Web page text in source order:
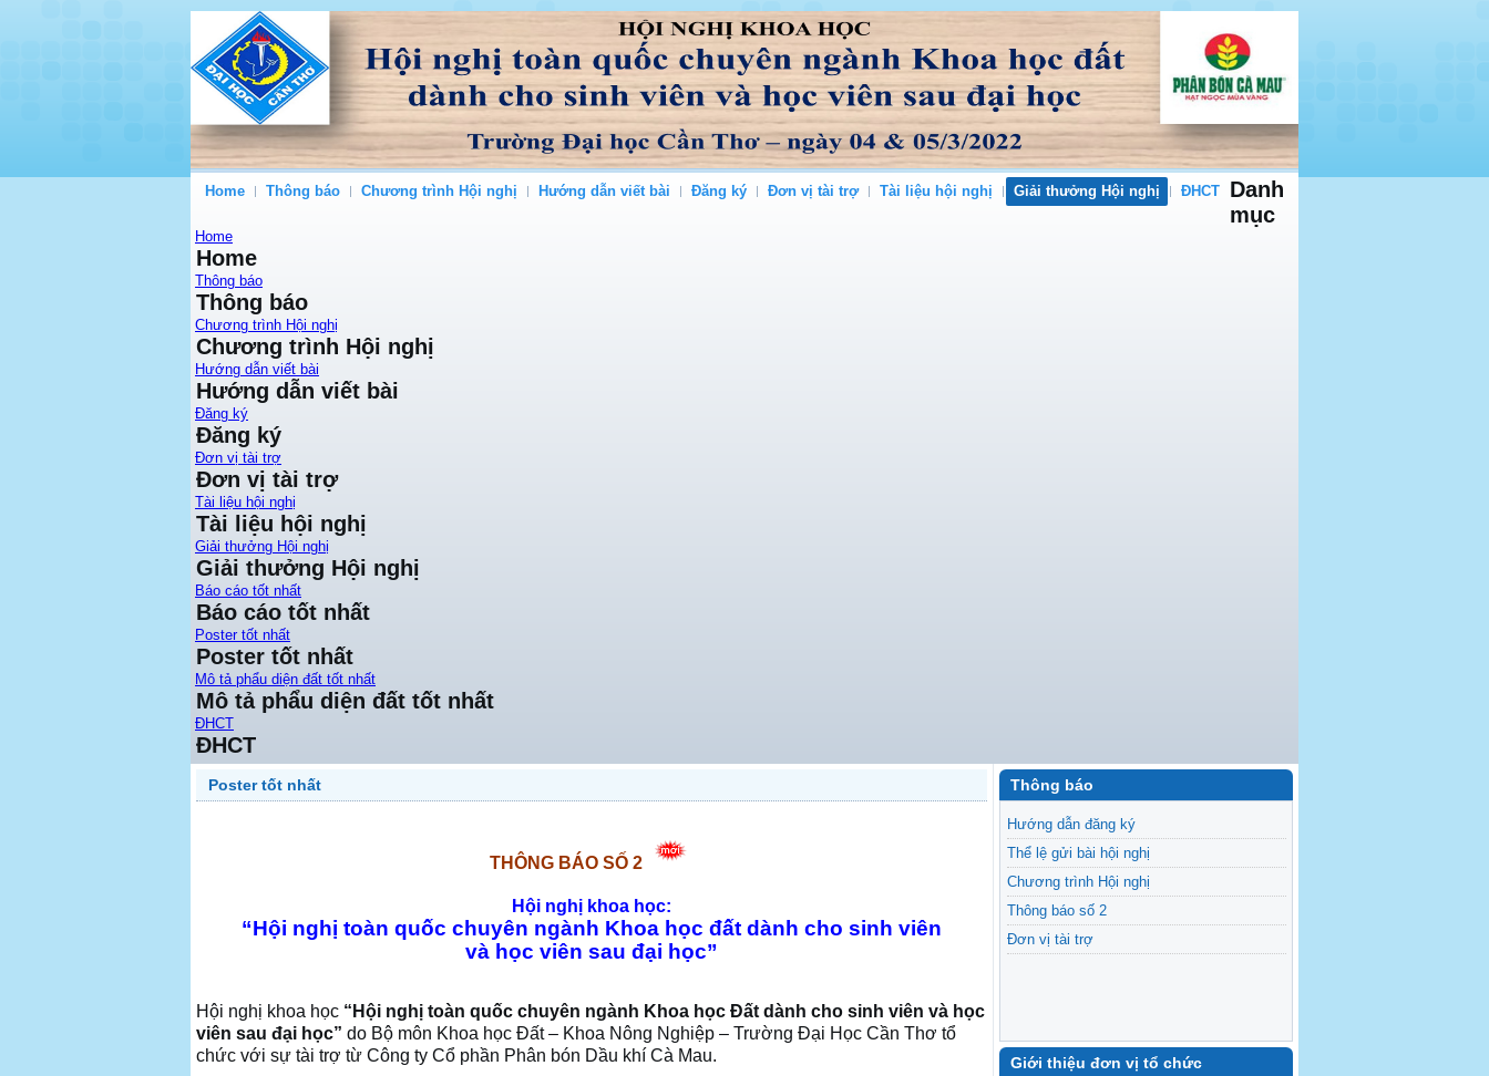
Home Thông báo Chương trình Hội nghị Hướng dẫn viết bài Đăng ký Đơn vị tài trợ Tài liệu hội nghị Giải thưởng Hội nghị ĐHCT
Danh
mục
Home
Home
Thông báo
Thông báo
Chương trình Hội nghị
Chương trình Hội nghị
Hướng dẫn viết bài
Hướng dẫn viết bài
Đăng ký
Đăng ký
Đơn vị tài trợ
Đơn vị tài trợ
Tài liệu hội nghị
Tài liệu hội nghị
Giải thưởng Hội nghị
Giải thưởng Hội nghị
Báo cáo tốt nhất
Báo cáo tốt nhất
Poster tốt nhất
Poster tốt nhất
Mô tả phẩu diện đất tốt nhất
Mô tả phẩu diện đất tốt nhất
ĐHCT
ĐHCT
Poster tốt nhất
THÔNG BÁO SỐ 2
Hội nghị khoa học:
“Hội nghị toàn quốc chuyên ngành Khoa học đất dành cho sinh viên
và học viên sau đại học”
Hội nghị khoa học “ Hội nghị toàn quốc chuyên ngành Khoa học Đất dành cho sinh viên và học
viên sau đại học” do Bộ môn Khoa học Đất – Khoa Nông Nghiệp – Trường Đại Học Cần Thơ tổ
chức với sự tài trợ từ Công ty Cổ phần Phân bón Dầu khí Cà Mau.
Thông báo
Hướng dẫn đăng ký
Thể lệ gửi bài hội nghị
Chương trình Hội nghị
Thông báo số 2
Đơn vị tài trợ
Giới thiệu đơn vị tổ chức